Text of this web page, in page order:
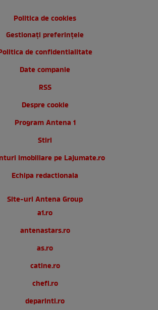
Politica de cookies
Gestionați preferințele
de confidentialitate
Date companie
RSS
Despre cookie
Program Antena 1
Stiri
imobiliare pe Lajumate.ro
Echipa redactionala
Site-uri Antena Group
a1.ro
antenastars.ro
as.ro
catine.ro
chefi.ro
deparinti.ro